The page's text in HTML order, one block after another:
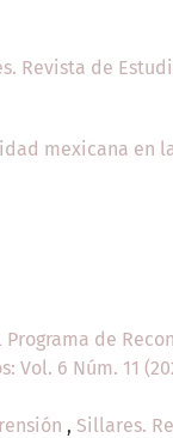
Revista de
mexicana en
de
Vol. 6 Núm. 11
, Sillares.